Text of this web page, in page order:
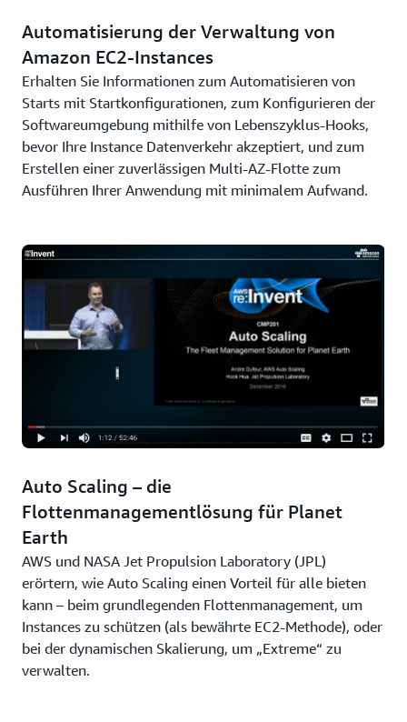
Automatische Skalierung für EC2-Spotflotten
AWS, September 2016)
Auto Scaling AWS OpsWorks Instances
Automatische Skalierung von AWS OpsWorks-Instanzen
(Daniel Huesch, AWS, Juli 2016)
Automatische Skalierung mit Amazon ECS(Chris
Barclay, AWS, Mai 2016)
Using AWS Lambda with Auto Scaling Lifecycle Hooks
Verwenden von AWS Lambda mit Auto Scaling Lifecycle
(Vyom Nagrani, AWS, Dezember 2015)
Instanzschutz für Auto Scaling
Dezember 2015)
Under the Hood: AWS CodeDeploy and Auto Scaling
Integration
Unter der Haube: AWS CodeDeploy und Auto Scaling-
Integration(Jonathan Turpie, AWS, November 2015)
Automatisierung der Verwaltung von
Amazon EC2-Instances
Erhalten Sie Informationen zum Automatisieren von
Starts mit Startkonfigurationen, zum Konfigurieren der
Softwareumgebung mithilfe von Lebenszyklus-Hooks,
bevor Ihre Instance Datenverkehr akzeptiert, und zum
Erstellen einer zuverlässigen Multi-AZ-Flotte zum
Ausführen Ihrer Anwendung mit minimalem Aufwand.
Auto Scaling – die
Flottenmanagementlösung für Planet
Earth
AWS und NASA Jet Propulsion Laboratory (JPL)
erörtern, wie Auto Scaling einen Vorteil für alle bieten
kann – beim grundlegenden Flottenmanagement, um
Instances zu schützen (als bewährte EC2-Methode), oder
bei der dynamischen Skalierung, um „Extreme“ zu
verwalten.